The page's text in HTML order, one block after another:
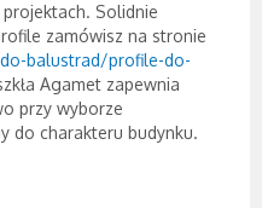
Solidnie
zamówisz na stronie
balustrad/profile-do-
Agamet zapewnia
przy wyborze
do charakteru budynku.